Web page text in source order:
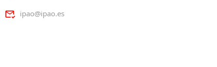
ipao@ipao.es